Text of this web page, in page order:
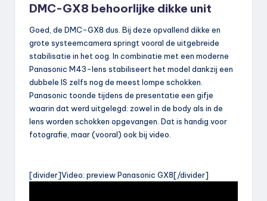
DMC-GX8 behoorlijke dikke unit
Goed, de DMC-GX8 dus. Bij deze opvallend dikke en
grote systeemcamera springt vooral de uitgebreide
stabilisatie in het oog. In combinatie met een moderne
Panasonic M43-lens stabiliseert het model dankzij een
dubbele IS zelfs nog de meest lompe schokken.
Panasonic toonde tijdens de presentatie een gifje
waarin dat werd uitgelegd: zowel in de body als in de
lens worden schokken opgevangen. Dat is handig voor
fotografie, maar (vooral) ook bij video.
[divider]Video: preview Panasonic GX8[/divider]